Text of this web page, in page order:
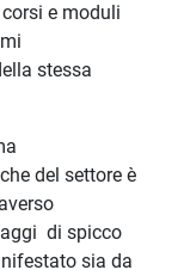
e moduli
stessa
del settore è
di spicco
sia da